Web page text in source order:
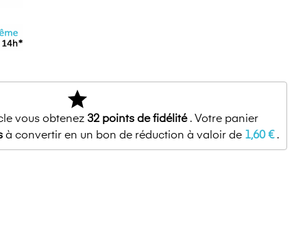
star
vous obtenez 32 points de fidélité. Votre panier
à convertir en un bon de réduction à valoir de 1,60 €.